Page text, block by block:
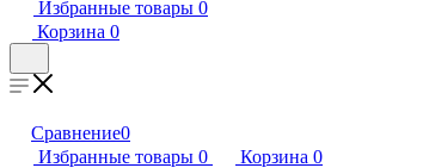
Избранные товары 0
Корзина 0
Сравнение0
Избранные товары 0 Корзина 0